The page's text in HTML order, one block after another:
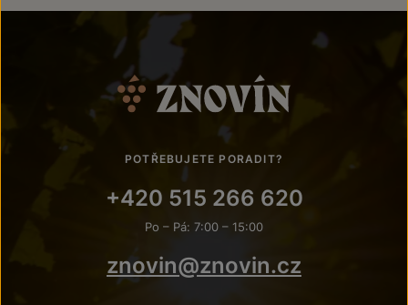
POTŘEBUJETE PORADIT?
+420 515 266 620
Po – Pá: 7:00 – 15:00
znovin@znovin.cz